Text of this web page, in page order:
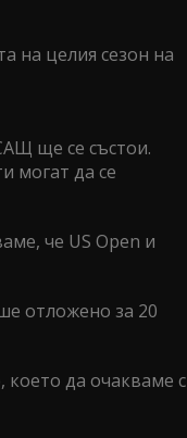
на целия сезон на
ще се състои.
могат да се
че US Open и
отложено за 20
да очакваме с